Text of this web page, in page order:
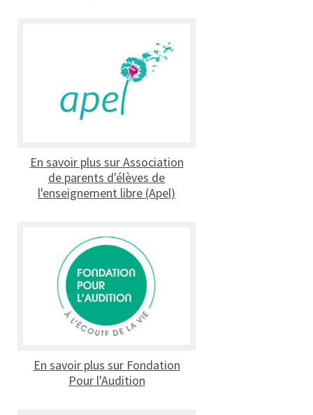
En savoir plus sur Association
de parents d'élèves de
l'enseignement libre (Apel)
En savoir plus sur Fondation
Pour l'Audition